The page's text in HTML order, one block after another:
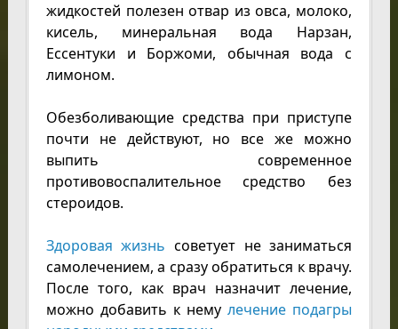
жидкостей полезен отвар из овса, молоко,
кисель, минеральная вода Нарзан,
Ессентуки и Боржоми, обычная вода с
лимоном.
Обезболивающие средства при приступе
почти не действуют, но все же можно
выпить современное
противовоспалительное средство без
стероидов.
Здоровая жизнь советует не заниматься
самолечением, а сразу обратиться к врачу.
После того, как врач назначит лечение,
можно добавить к немулечение подагры